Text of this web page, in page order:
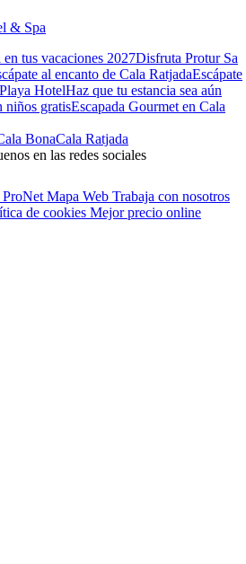
& Spa
tus vacaciones 2027Disfruta Protur Sa
al encanto de Cala RatjadaEscápate
HotelHaz que tu estancia sea aún
niños gratisEscapada Gourmet en Cala
BonaCala Ratjada
en las redes sociales
Mapa Web Trabaja con nosotros
de cookies Mejor precio online